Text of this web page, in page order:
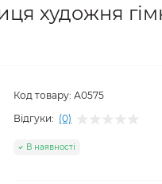
художня
Код товару: А0575
Відгуки: (0)
В наявності